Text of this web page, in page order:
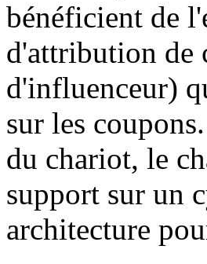
bénéficient de
d'attribution de
d'influenceur)
sur les
du chariot, le
support sur un
architecture